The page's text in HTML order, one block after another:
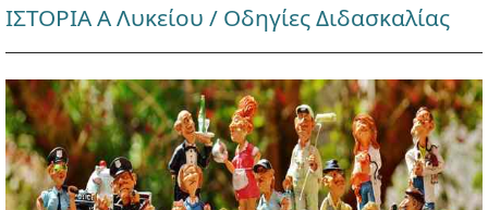
ΙΣΤΟΡΙΑ Α Λυκείου / Οδηγίες Διδασκαλίας